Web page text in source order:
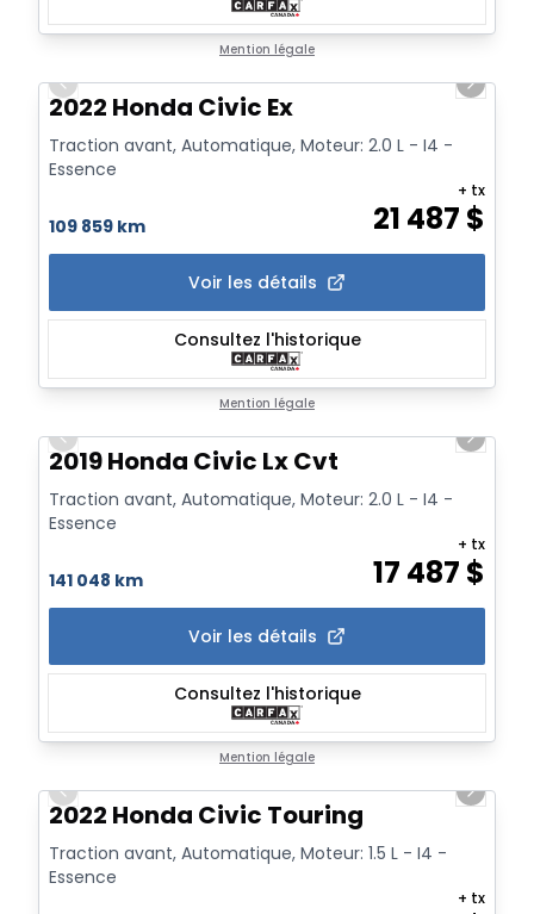
Mention légale
Previous slide
Next
2022 Honda Civic Ex
Traction avant, Automatique, Moteur: 2.0 L - I4 -
Essence
109 859 km 21 487 $
+ tx
Voir les détails
Consultez l'historique
Mention légale
Previous slide
Next
2019 Honda Civic Lx Cvt
Traction avant, Automatique, Moteur: 2.0 L - I4 -
Essence
141 048 km 17 487 $
+ tx
Voir les détails
Consultez l'historique
Mention légale
Previous slide
Next
2022 Honda Civic Touring
Traction avant, Automatique, Moteur: 1.5 L - I4 -
Essence
+ tx